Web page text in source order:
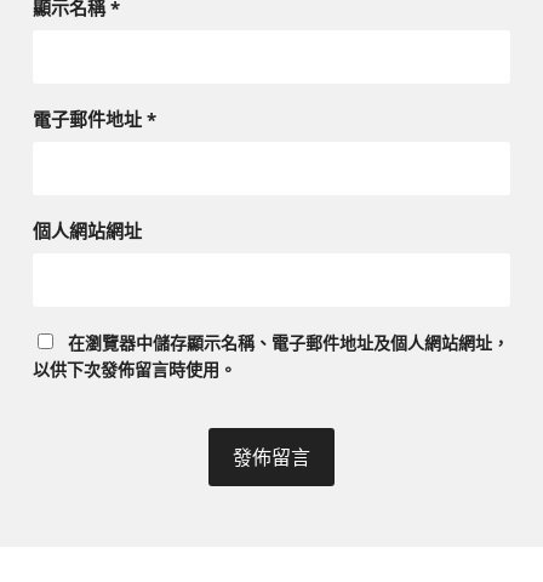
顯示名稱*
電子郵件地址 *
個人網站網址
在瀏覽器中儲存顯示名稱、電子郵件地址及個人網站網址，
以供下次發佈留言時使用。